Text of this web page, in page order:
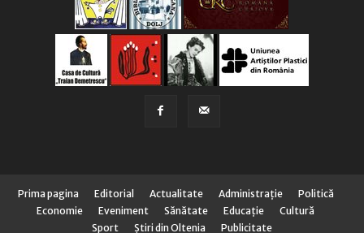
Prima pagina Editorial Actualitate Administraţie
Politică
Economie
Eveniment Sănătate Educaţie
Cultură
Sport
Știri din Oltenia Publicitate